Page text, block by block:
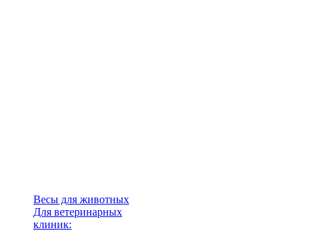
Весы для животных
Для ветеринарных
клиник: